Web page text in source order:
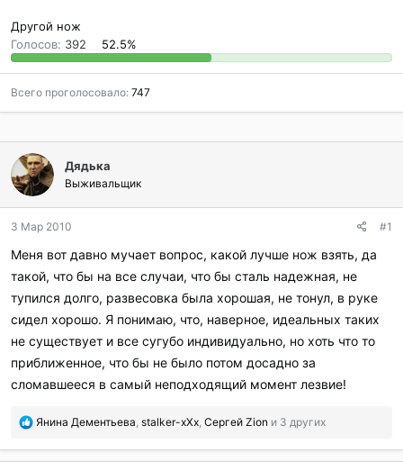
Другой нож
Голосов: 392 52.5%
Всего проголосовало 747
Дядька
Выживальщик
3 Мар 2010 #1
Меня вот давно мучает вопрос, какой лучше нож взять, да
такой, что бы на все случаи, что бы сталь надежная, не
тупился долго, развесовка была хорошая, не тонул, в руке
сидел хорошо. Я понимаю, что, наверное, идеальных таких
не существует и все сугубо индивидуально, но хоть что то
приближенное, что бы не было потом досадно за
сломавшееся в самый неподходящий момент лезвие!
П
б
Янина Дементьева, stalker-xXx, Сергей Zion и 3 других